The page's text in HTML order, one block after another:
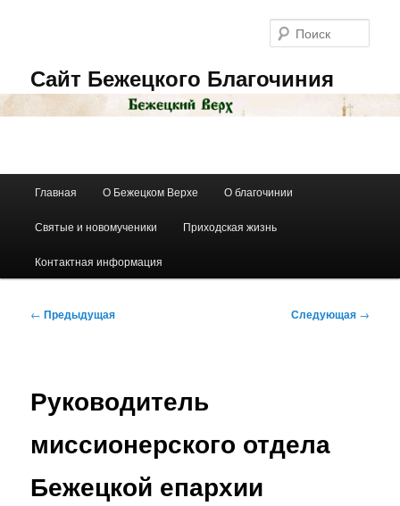
Сайт Бежецкого Благочиния
Главная О Бежецком Верхе О благочинии
Святые и новомученики Приходская жизнь
Контактная информация
Навигация
← Предыдущая Следующая →
Руководитель
миссионерского отдела
Бежецкой епархии